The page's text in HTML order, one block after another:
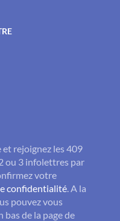
rejoignez les 409
ou 3 infolettres par
votre
confidentialité . A la
pouvez vous
de la page de